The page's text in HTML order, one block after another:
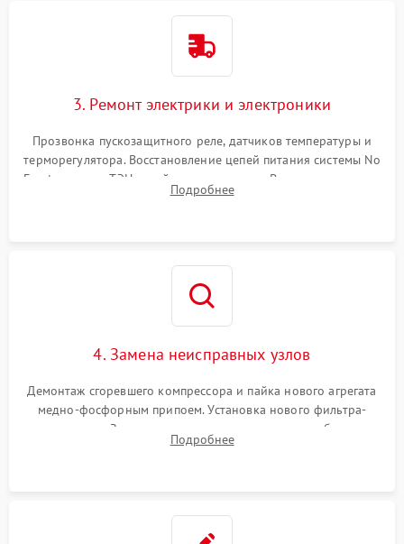
3. Ремонт электрики и электроники
Прозвонка пускозащитного реле, датчиков температуры и
терморегулятора. Восстановление цепей питания системы No
Frost, включая ТЭН оттайки и вентилятор. Ремонт или замена
платы управления при сбоях алгоритмов.
Подробнее
4. Замена неисправных узлов
Демонтаж сгоревшего компрессора и пайка нового агрегата
медно-фосфорным припоем. Установка нового фильтра-
осушителя. Замена изношенных вентиляторов обдува,
сломанных заслонок или поврежденных дверных петель.
Подробнее